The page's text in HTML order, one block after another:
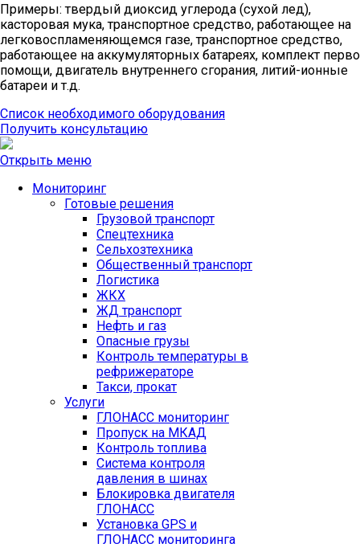
Примеры: твердый диоксид углерода (сухой лед),
касторовая мука, транспортное средство, работающее на
легковоспламеняющемся газе, транспортное средство,
работающее на аккумуляторных батареях, комплект
помощи, двигатель внутреннего сгорания, литий-ионные
батареи и т.д.
Список необходимого оборудования
Получить консультацию
Открыть меню
Мониторинг
Готовые решения
Грузовой транспорт
Спецтехника
Сельхозтехника
Общественный транспорт
Логистика
ЖКХ
ЖД транспорт
Нефть и газ
Опасные грузы
Контроль температуры в
рефрижераторе
Такси, прокат
Услуги
ГЛОНАСС мониторинг
Пропуск на МКАД
Контроль топлива
Система контроля
давления в шинах
Блокировка двигателя
ГЛОНАСС
Установка GPS и
ГЛОНАСС мониторинга